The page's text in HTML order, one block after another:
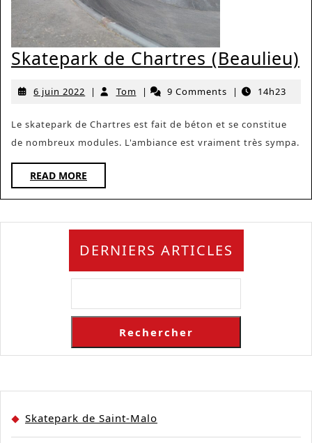
Skatepark de Chartres (Beaulieu)
6 juin 2022 | TomTom
| 9 Comments | 14h23
Le skatepark de Chartres est fait de béton et se constitue
de nombreux modules. L'ambiance est vraiment très sympa.
READ MORE
MORE
DERNIERS ARTICLES
Rechercher
Skatepark de Saint-Malo